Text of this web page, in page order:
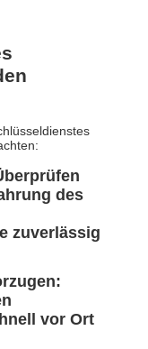
des
zuverlässig
vor Ort